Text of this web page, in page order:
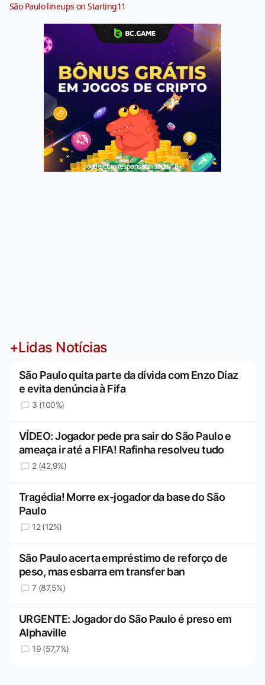
São Paulo lineups on Starting11
Jogue com responsabilidade. 18+
+Lidas Notícias
São Paulo quita parte da dívida com Enzo Díaz
e evita denúncia à Fifa
3 (100%)
VÍDEO: Jogador pede pra sair do São Paulo e
ameaça ir até a FIFA! Rafinha resolveu tudo
2 (42,9%)
Tragédia! Morre ex-jogador da base do São
Paulo
12 (12%)
São Paulo acerta empréstimo de reforço de
peso, mas esbarra em transfer ban
7 (87,5%)
URGENTE: Jogador do São Paulo é preso em
Alphaville
19 (57,7%)